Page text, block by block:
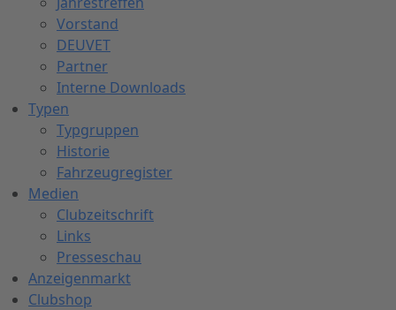
Vorstand
DEUVET
Partner
Interne Downloads
Typen
Typgruppen
Historie
Fahrzeugregister
Medien
Clubzeitschrift
Links
Presseschau
Anzeigenmarkt
Clubshop